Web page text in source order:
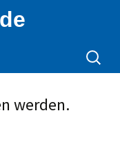
Suche
nach:
werden.